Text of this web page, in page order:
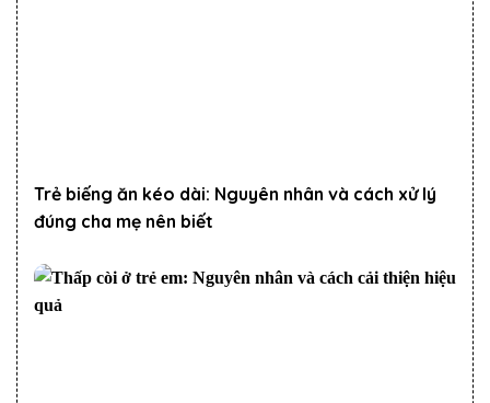
Trẻ biếng ăn kéo dài: Nguyên nhân và cách xử lý
đúng cha mẹ nên biết